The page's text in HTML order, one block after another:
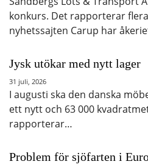
konkurs. Det rapporterar
nyhetssajten Carup har
Jysk utökar med nytt lager
31 juli, 2026
I augusti ska den danska
ett nytt och 63 000
rapporterar…
Problem för sjöfarten i